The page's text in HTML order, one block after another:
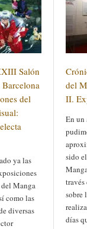
Salón
del
ya las
Manga
como las
diversas
del
II.
En
sido
través
sobre
días